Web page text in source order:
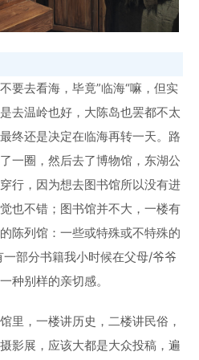
要去看海，毕竟”临海“嘛，但实
去温岭也好，大陈岛也罢都不太
终还是决定在临海再转一天。路
一圈，然后去了博物馆，东湖公
行，因为想去图书馆所以没有进
也不错；图书馆并不大，一楼有
陈列馆：一些或特殊或不特殊的
部分书籍我小时候在父母/爷爷
种别样的亲切感。
里，一楼讲历史，二楼讲民俗，
影展，应该大都是大众投稿，遍